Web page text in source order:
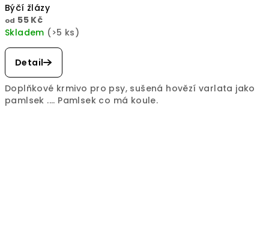
Býčí žlázy
od 55 Kč
Skladem (>5 ks)
hodnocení
produktu
je
5,0
z
Detail
Doplňkové krmivo pro psy, sušená hovězí varlata jako
pamlsek .... Pamlsek co má koule.